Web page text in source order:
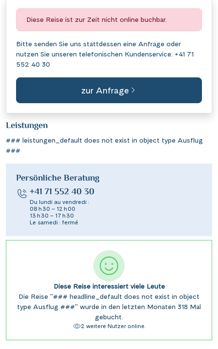
Diese Reise ist zur Zeit nicht online buchbar.
Bitte senden Sie uns stattdessen eine Anfrage oder
nutzen Sie unseren telefonischen Kundenservice: +41 71
552 40 30
zur Anfrage
Leistungen
### leistungen_default does not exist in object type Ausflug
###
Persönliche Beratung
+41 71 552 40 30
Du lundi au vendredi :
08 h 30 – 12 h 00
13 h 30 – 17 h 30
Le samedi : fermé
Diese Reise interessiert viele Leute
Die Reise "### headline_default does not exist in object
type Ausflug ###" wurde in den letzten Monaten 318 Mal
gebucht.
2 weitere Nutzer online.